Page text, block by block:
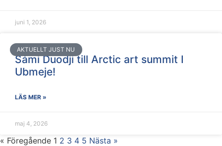
juni 1, 2026
AKTUELLT JUST NU
Sámi Duodji till Arctic art summit I
Ubmeje!
LÄS MER »
maj 4, 2026
« Föregående 1 2 3 4 5 Nästa »